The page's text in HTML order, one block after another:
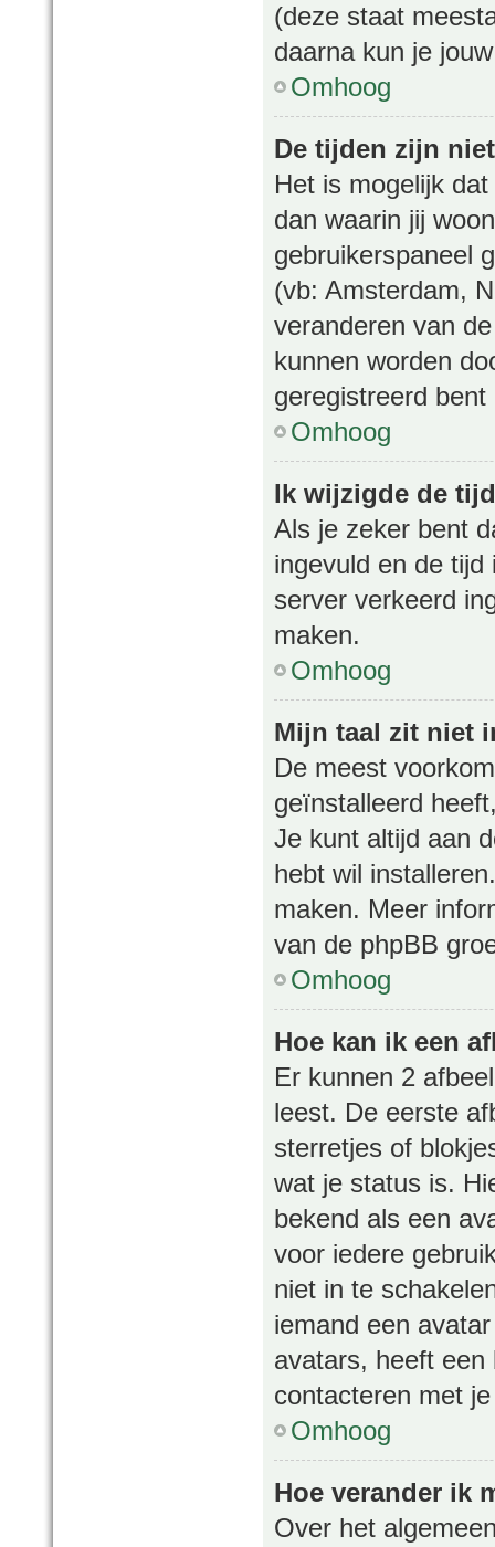
(deze staat
daarna kun je
Omhoog
De tijden zijn
Het is mogelijk
dan waarin jij
gebruikerspaneel
(vb: Amsterdam,
veranderen van
kunnen worden
geregistreerd
Omhoog
Ik wijzigde de
Als je zeker bent
ingevuld en de
server verkeerd
maken.
Omhoog
Mijn taal zit niet
De meest
geïnstalleerd
Je kunt altijd aan
hebt wil
maken. Meer
van de phpBB
Omhoog
Hoe kan ik een
Er kunnen 2
leest. De eerste
sterretjes of
wat je status is.
bekend als een
voor iedere
niet in te
iemand een
avatars, heeft
contacteren met
Omhoog
Hoe verander ik
Over het